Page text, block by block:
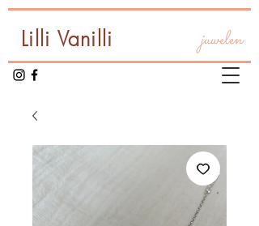
Lilli Vanilli juwelen